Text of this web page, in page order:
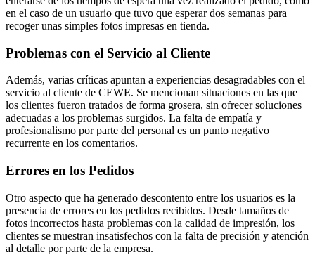
en el caso de un usuario que tuvo que esperar dos semanas para
recoger unas simples fotos impresas en tienda.
Problemas con el Servicio al Cliente
Además, varias críticas apuntan a experiencias desagradables con el
servicio al cliente de CEWE. Se mencionan situaciones en las que
los clientes fueron tratados de forma grosera, sin ofrecer soluciones
adecuadas a los problemas surgidos. La falta de empatía y
profesionalismo por parte del personal es un punto negativo
recurrente en los comentarios.
Errores en los Pedidos
Otro aspecto que ha generado descontento entre los usuarios es la
presencia de errores en los pedidos recibidos. Desde tamaños de
fotos incorrectos hasta problemas con la calidad de impresión, los
clientes se muestran insatisfechos con la falta de precisión y atención
al detalle por parte de la empresa.